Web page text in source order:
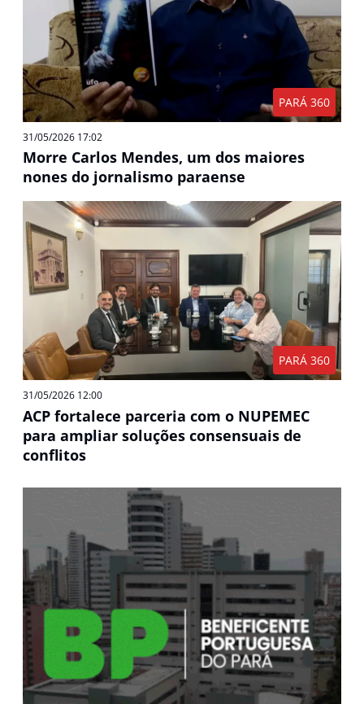
PARÁ 360
31/05/2026 17:02
Morre Carlos Mendes, um dos maiores
nones do jornalismo paraense
PARÁ 360
31/05/2026 12:00
ACP fortalece parceria com o NUPEMEC
para ampliar soluções consensuais de
conflitos